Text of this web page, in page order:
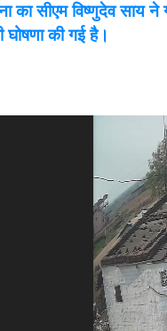
का सीएम विष्णुदेव साय
घोषणा की गई है।